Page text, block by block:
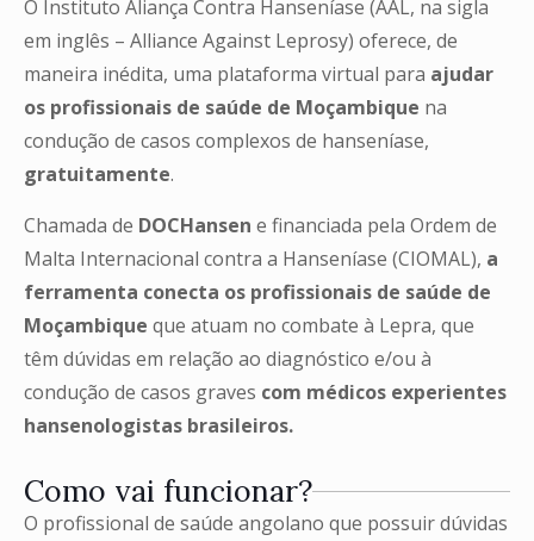
O Instituto Aliança Contra Hanseníase (AAL, na sigla
em inglês – Alliance Against Leprosy) oferece, de
maneira inédita, uma plataforma virtual para ajudar
os profissionais de saúde de Moçambique na
condução de casos complexos de hanseníase,
gratuitamente.
Chamada de DOCHansen e financiada pela Ordem de
Malta Internacional contra a Hanseníase (CIOMAL), a
ferramenta conecta os profissionais de saúde de
Moçambique que atuam no combate à Lepra, que
têm dúvidas em relação ao diagnóstico e/ou à
condução de casos graves com médicos experientes
hansenologistas brasileiros.
Como vai funcionar?
O profissional de saúde angolano que possuir dúvidas